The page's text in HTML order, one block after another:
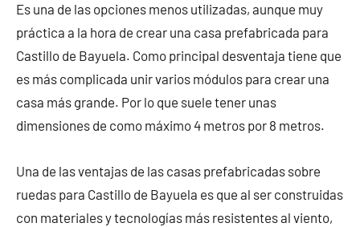
Es una de las opciones menos utilizadas, aunque muy
práctica a la hora de crear una casa prefabricada para
Castillo de Bayuela. Como principal desventaja tiene que
es más complicada unir varios módulos para crear una
casa más grande. Por lo que suele tener unas
dimensiones de como máximo 4 metros por 8 metros.
Una de las ventajas de las casas prefabricadas sobre
ruedas para Castillo de Bayuela es que al ser construidas
con materiales y tecnologías más resistentes al viento,